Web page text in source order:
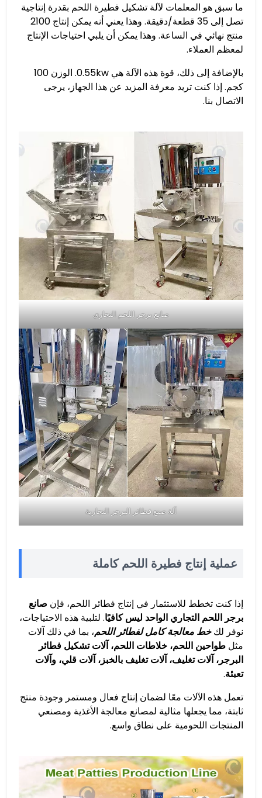
ما سبق هو المعلمات لآلة تشكيل فطيرة اللحم بقدرة إنتاجية
تصل إلى 35 قطعة/دقيقة. وهذا يعني أنه يمكن إنتاج 2100
منتج نهائي في الساعة. وهذا يمكن أن يلبي احتياجات الإنتاج
لمعظم العملاء.
بالإضافة إلى ذلك، قوة هذه الآلة هي 0.55kw. الوزن 100
كجم. إذا كنت تريد معرفة المزيد عن هذا الجهاز، يرجى
الاتصال بنا.
صانع برجر اللحم التجاري
آلة صنع فطائر البرجر التجارية
عملية إنتاج فطيرة اللحم كاملة
إذا كنت تخطط للاستثمار في إنتاج فطائر اللحم، فإن صانع
برجر اللحم التجاري الواحد ليس كافيًا. لتلبية هذه الاحتياجات،
نوفر لكخط معالجة كامل لفطائر اللحم، بما في ذلك آلات
مثل طواحين اللحم، خلاطات اللحم، آلات تشكيل فطائر
البرجر، آلات تغليف، آلات تغليف بالخبز، آلات قلي، وآلات
تعبئة.
تعمل هذه الآلات معًا لضمان إنتاج فعال ومستمر وجودة منتج
ثابتة، مما يجعلها مثالية لمصانع معالجة الأغذية ومصنعي
المنتجات اللحومية على نطاق واسع.